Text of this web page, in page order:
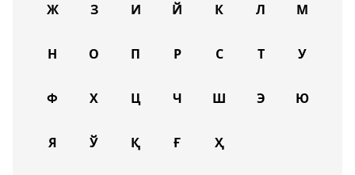
Ж З И Й К Л М
Н О П Р С Т У
Ф Х Ц Ч Ш Э Ю
Я Ў Қ Ғ Ҳ